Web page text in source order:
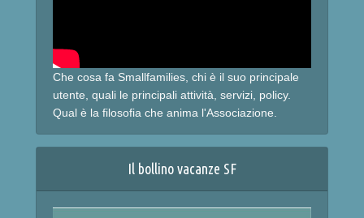
Che cosa fa Smallfamilies, chi è il suo principale
utente, quali le principali attività, servizi, policy.
Qual è la filosofia che anima l'Associazione.
Il bollino vacanze SF